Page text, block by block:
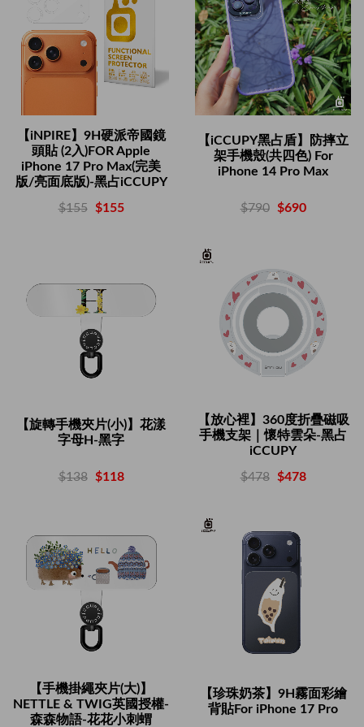
【iNPIRE】9H硬派帝國鏡
頭貼 (2入)FOR Apple
iPhone 17 Pro Max(完美
版/亮面底版)-黑占iCCUPY
$155 $155
【iCCUPY黑占盾】防摔立
架手機殼(共四色) For
iPhone 14 Pro Max
$790 $690
【旋轉手機夾片(小)】花漾
字母H-黑字
$138 $118
【放心裡】360度折疊磁吸
手機支架｜懷特雲朵-黑占
iCCUPY
$478 $478
【手機掛繩夾片(大)】
NETTLE & TWIG英國授權-
森森物語-花花小刺蝟
【珍珠奶茶】9H霧面彩繪
背貼For iPhone 17 Pro